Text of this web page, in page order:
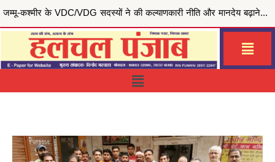
मुख्यमंत्री भगवंत सिंह मान की ‘मेरी रसोई योजना’ से जरूरतमंद परिवारों को राहत, जालंधर सेंट्रल हलका इं...